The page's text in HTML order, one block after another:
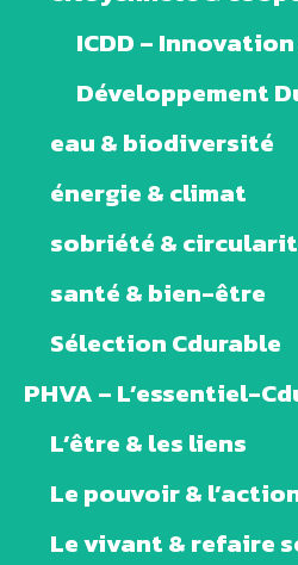
ICDD –
Développement
eau & biodiversité
énergie & climat
sobriété &
santé & bien-être
Sélection Cdurable
PHVA – L’essentiel-
L’être & les liens
Le pouvoir &
Le vivant & refaire